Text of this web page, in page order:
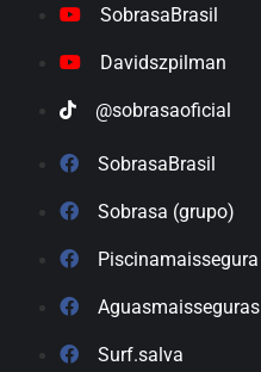
SobrasaBrasil
Davidszpilman
@sobrasaoficial
SobrasaBrasil
Sobrasa (grupo)
Piscinamaissegura
Aguasmaisseguras
Surf.salva